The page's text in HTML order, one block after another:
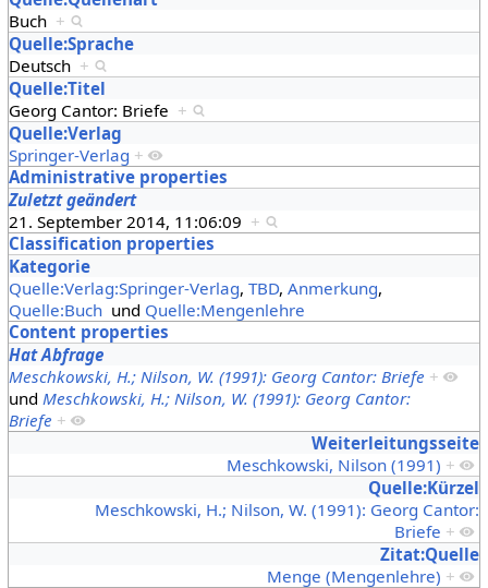
Buch +
Quelle:Sprache
Deutsch +
Quelle:Titel
Georg Cantor: Briefe +
Quelle:Verlag
Springer-Verlag +
Administrative properties
Zuletzt geändert
21. September 2014, 11:06:09 +
Classification properties
Kategorie
Quelle:Verlag:Springer-Verlag, TBD, Anmerkung,
Quelle:Buchund Quelle:Mengenlehre
Content properties
Hat Abfrage
Meschkowski, H.; Nilson, W. (1991): Georg Cantor: Briefe +
und Meschkowski, H.; Nilson, W. (1991): Georg Cantor:
Briefe +
Weiterleitungsseite
Meschkowski, Nilson (1991) +
Quelle:Kürzel
Meschkowski, H.; Nilson, W. (1991): Georg Cantor:
Briefe +
Zitat:Quelle
Menge (Mengenlehre) +